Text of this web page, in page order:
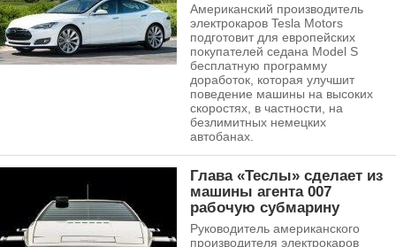
Американский производитель
электрокаров Tesla Motors
подготовит для европейских
покупателей седана Model S
бесплатную программу
доработок, которая улучшит
поведение машины на высоких
скоростях, в частности, на
безлимитных немецких
автобанах.
Глава «Теслы» сделает из
машины агента 007
рабочую субмарину
Руководитель американского
производителя электрокаров